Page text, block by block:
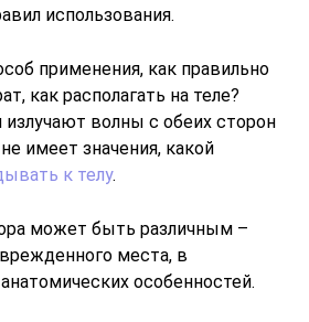
использования.
применения, как правильно
как располагать на теле?
волны с обеих сторон
имеет значения, какой
к телу.
может быть различным –
места, в
особенностей.